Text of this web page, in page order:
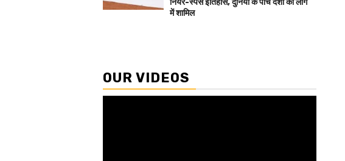
नियर-स्पेस इतिहास, दुनिया के पांच देशों की लीग
में शामिल
OUR VIDEOS